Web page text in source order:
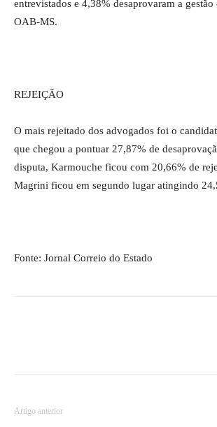
entrevistados e 4,38% desaprovaram a gestão
OAB-MS.
REJEIÇÃO
O mais rejeitado dos advogados foi o
que chegou a pontuar 27,87% de
disputa, Karmouche ficou com 20,66% de
Magrini ficou em segundo lugar atingindo
Fonte: Jornal Correio do Estado
Artigo anterior